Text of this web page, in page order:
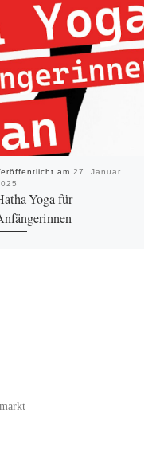
am 27. Januar
Yoga für